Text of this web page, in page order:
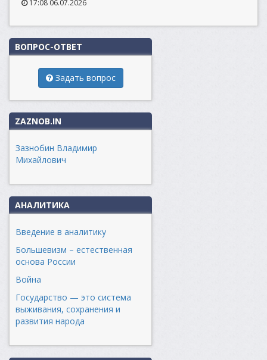
17:08 06.07.2026
ВОПРОС-ОТВЕТ
Задать вопрос
ZAZNOB.IN
Зазнобин Владимир
Михайлович
АНАЛИТИКА
Введение в аналитику
Большевизм – естественная
основа России
Война
Государство — это система
выживания, сохранения и
развития народа